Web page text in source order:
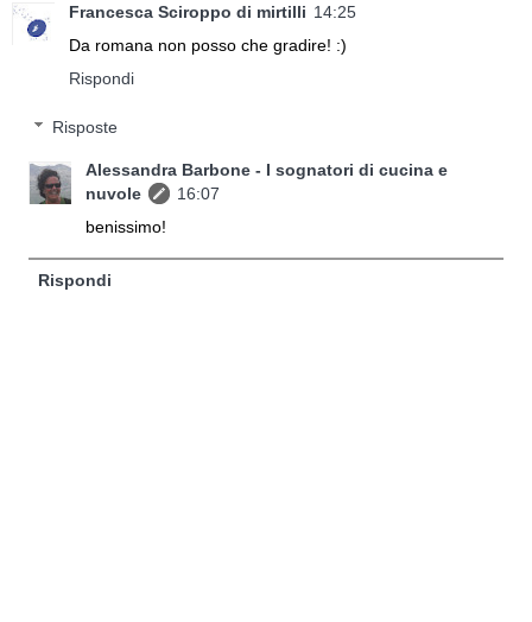
Francesca Sciroppo di mirtilli 14:25
Da romana non posso che gradire! :)
Rispondi
Risposte
Alessandra Barbone - I sognatori di cucina e
nuvole
16:07
benissimo!
Rispondi